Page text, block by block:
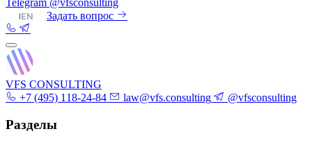
Telegram @vfsconsulting
|EN Задать вопрос
VFS CONSULTING
+7 (495) 118-24-84
law@vfs.consulting @vfsconsulting
Разделы